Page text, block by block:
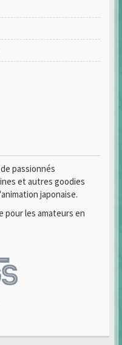
passionnés
et autres goodies
japonaise.
pour les amateurs en